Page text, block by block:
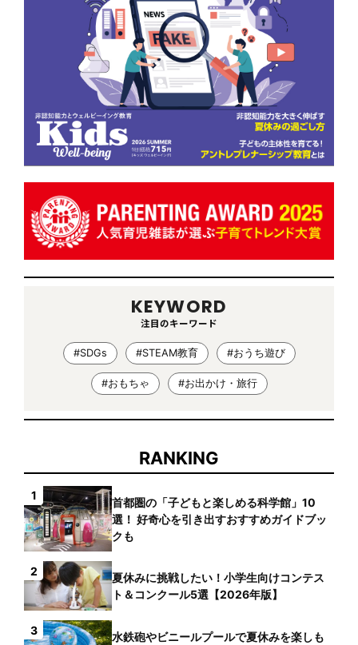
KEYWORD
注目のキーワード
#SDGs #STEAM教育 #おうち遊び
#おもちゃ #お出かけ・旅行
RANKING
1
首都圏の「子どもと楽しめる科学館」10
選！ 好奇心を引き出すおすすめガイドブッ
クも
2
夏休みに挑戦したい！小学生向けコンテス
ト＆コンクール5選【2026年版】
3
水鉄砲やビニールプールで夏休みを楽しも